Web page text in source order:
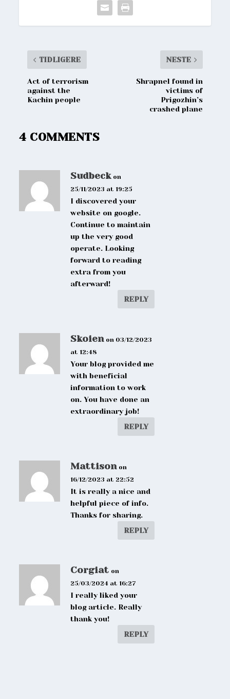
TIDLIGERE
Act of terrorism
against the
Kachin people
NESTE
Shrapnel found in
victims of
Prigozhin’s
crashed plane
4 COMMENTS
Sudbeck on
25/11/2023 at 19:25
I discovered your
website on google.
Continue to maintain
up the very good
operate. Looking
forward to reading
extra from you
afterward!
REPLY
Skoien on 03/12/2023
at 12:48
Your blog provided me
with beneficial
information to work
on. You have done an
extraordinary job!
REPLY
Mattison on
16/12/2023 at 22:52
It is really a nice and
helpful piece of info.
Thanks for sharing.
REPLY
Corgiat on
25/03/2024 at 16:27
I really liked your
blog article. Really
thank you!
REPLY